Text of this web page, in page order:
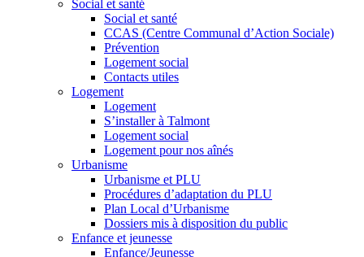
Social et santé
Social et santé
CCAS (Centre Communal d’Action Sociale)
Prévention
Logement social
Contacts utiles
Logement
Logement
S’installer à Talmont
Logement social
Logement pour nos aînés
Urbanisme
Urbanisme et PLU
Procédures d’adaptation du PLU
Plan Local d’Urbanisme
Dossiers mis à disposition du public
Enfance et jeunesse
Enfance/Jeunesse